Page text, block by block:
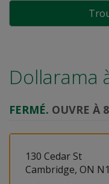
Dollarama
FERMÉ. OUVRE À
130 Cedar St
Cambridge, ON